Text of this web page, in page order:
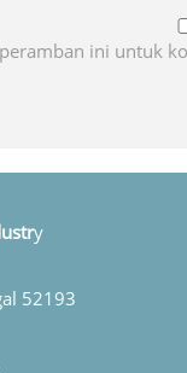
ini untuk
y
52193